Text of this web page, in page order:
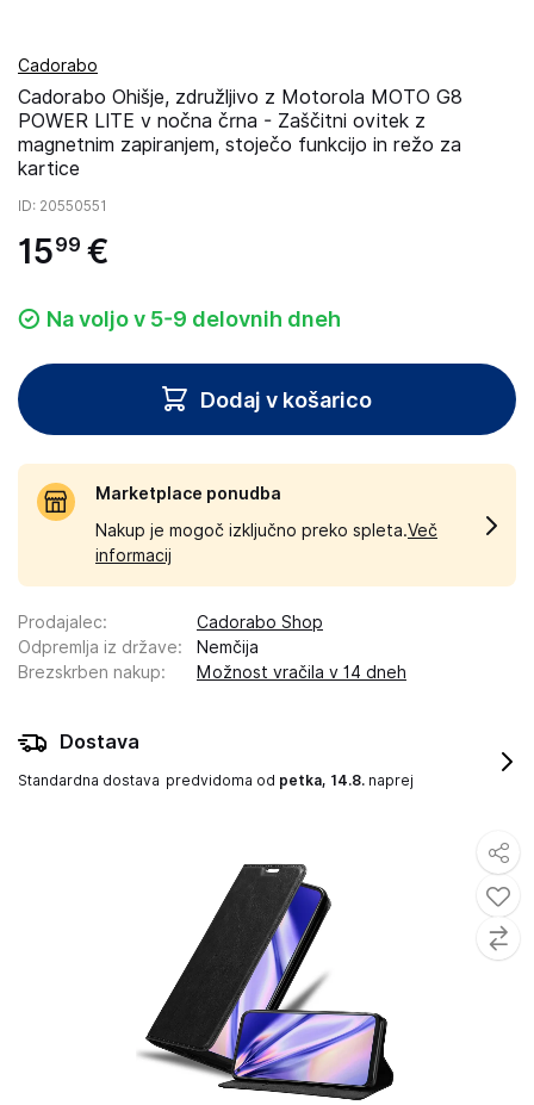
Cadorabo
Cadorabo Ohišje, združljivo z Motorola MOTO G8
POWER LITE v nočna črna - Zaščitni ovitek z
magnetnim zapiranjem, stoječo funkcijo in režo za
kartice
ID: 20550551
1599 €
Na voljo v 5-9 delovnih dneh
Dodaj v košarico
Marketplace ponudba
Nakup je mogoč izključno preko spleta.Več
informacij
Prodajalec:
Cadorabo Shop
Odpremlja iz države:
Nemčija
Brezskrben nakup: Možnost vračila v 14 dneh
Dostava
Standardna dostava predvidoma od petka, 14.8. naprej